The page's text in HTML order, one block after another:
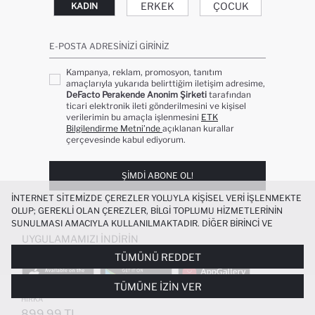
RELAX FIT KALIN SWEATSHIRT KUMAŞI
HIRKA
KADIN ERKEK ÇOCUK
E-POSTA ADRESINIZI GIRINIZ
Kampanya, reklam, promosyon, tanıtım
amaçlarıyla yukarıda belirttiğim iletişim adresime,
DeFacto Perakende Anonim Şirketi tarafından
ticari elektronik ileti gönderilmesini ve kişisel
verilerimin bu amaçla işlenmesini ETK
Bilgilendirme Metni’nde açıklanan kurallar
çerçevesinde kabul ediyorum.
ŞIMDI ABONE OL!
UYGULAMAMIZI İNDIRIN
İNTERNET SITEMIZDE ÇEREZLER YOLUYLA KIŞISEL VERI IŞLENMEKTE
OLUP; GEREKLI OLAN ÇEREZLER, BILGI TOPLUMU HIZMETLERININ
SUNULMASI AMACIYLA KULLANILMAKTADIR. DIĞER BIRINCI VE
ÜÇÜNCÜ TARAF ÇEREZLER ISE SIZE DAHA IYI BIR ALIŞVERIŞ
DENEYIMI SUNULABILMESI, SITEMIZIN DAHA IŞLEVSEL KILINMASI VE
KIŞISELLEŞTIRMESI VE AÇIK RIZA VERMENIZ HALINDE, SIZLERE
YÖNELIK PAZARLAMA FAALIYETLERININ YAPILMASI AMAÇLARIYLA
SINIRLI OLARAK KULLANILACAKTIR. ÇEREZLERE DAIR TERCIHLERINIZI
ÇEREZ TERCIHLERIPANELI ARACILIĞIYLA HER ZAMAN YÖNETEBILIR,
ÇEREZLERLE ILGILI DAHA DETAYLI BILGIYE
TÜMÜNÜ REDDET
TÜMÜNE İZIN VER